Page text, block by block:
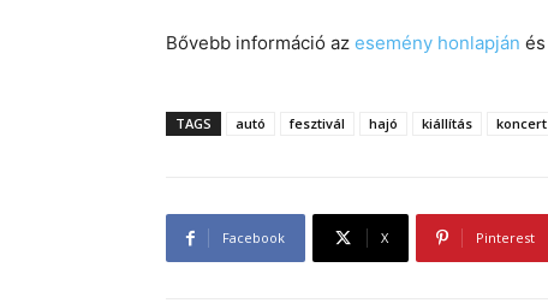
Bővebb információ az esemény honlapján és
TAGS autó fesztivál hajó kiállítás koncert
Facebook X Pinterest